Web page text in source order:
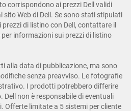
corrispondono ai prezzi Dell validi
sito Web di Dell. Se sono stati stipulati
di listino con Dell, contattare il
informazioni sui prezzi di listino
alla data di pubblicazione, ma sono
senza preavviso. Le fotografie
I prodotti potrebbero differire
non è responsabile di eventuali
limitate a 5 sistemi per cliente